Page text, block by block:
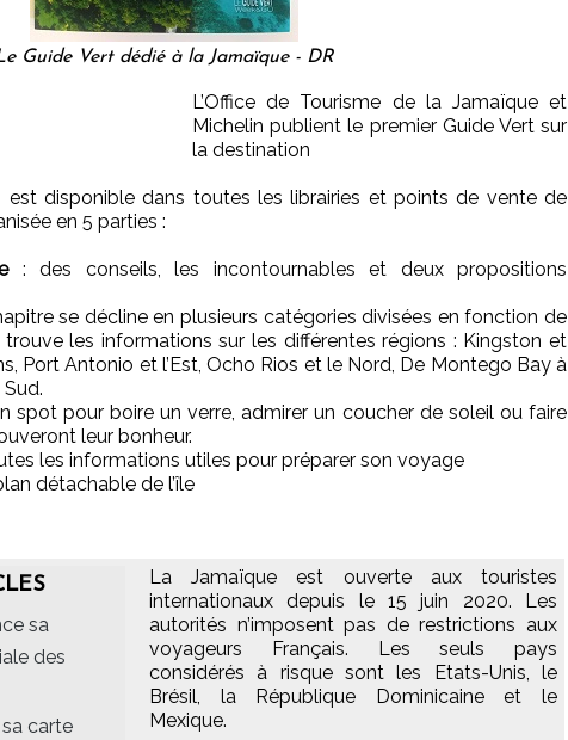
Guide Vert dédié à la Jamaïque - DR
L’Office de Tourisme de la Jamaïque et
Michelin publient le premier Guide Vert sur
la destination
est disponible dans toutes les librairies et points de vente de
en 5 parties :
: des conseils, les incontournables et deux propositions
se décline en plusieurs catégories divisées en fonction de
trouve les informations sur les différentes régions : Kingston et
Port Antonio et l’Est, Ocho Rios et le Nord, De Montego Bay à
spot pour boire un verre, admirer un coucher de soleil ou faire
leur bonheur.
les informations utiles pour préparer son voyage
détachable de l’île
sa
des
carte
La Jamaïque est ouverte aux touristes
internationaux depuis le 15 juin 2020. Les
autorités n’imposent pas de restrictions aux
voyageurs Français. Les seuls pays
considérés à risque sont les Etats-Unis, le
Brésil, la République Dominicaine et le
Mexique.